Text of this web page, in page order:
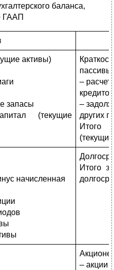
баланса,
ГААП
активы)
запасы
(текущие
пассивы)
–
–
других
Итого
начисленная
Итого
– акции